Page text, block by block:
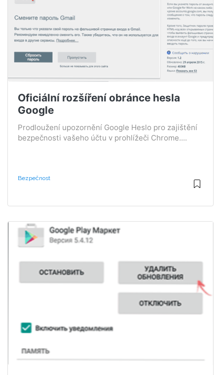
Oficiální rozšíření obránce hesla
Google
Prodloužení upozornění Google Heslo pro zajištění
bezpečnosti vašeho účtu v prohlížeči Chrome....
Bezpečnost